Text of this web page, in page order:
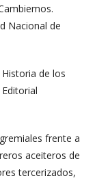
Nacional de
Historia de los
frente a
aceiteros de
tercerizados,